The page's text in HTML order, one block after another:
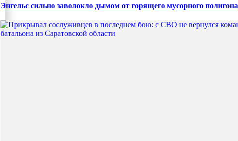
Энгельс сильно заволокло дымом от горящего мусорного полигона